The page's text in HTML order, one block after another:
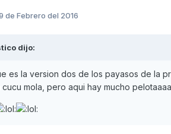
de Febrero del 2016
dijo:
es la version dos de los payasos de la
cucu mola, pero aqui hay mucho